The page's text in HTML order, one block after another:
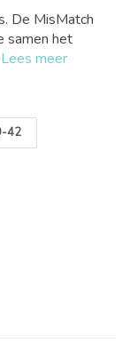
De MisMatch
samen het
Lees meer
42